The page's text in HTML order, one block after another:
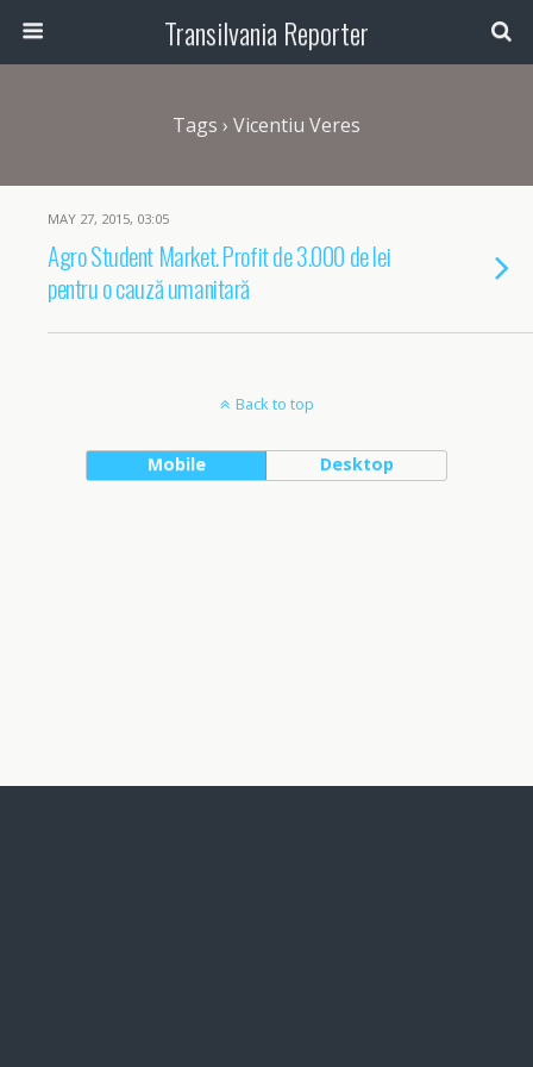
Transilvania Reporter
Tags › Vicentiu Veres
MAY 27, 2015, 03:05
Agro Student Market. Profit de 3.000 de lei
pentru o cauză umanitară
Back to top
Mobile Desktop